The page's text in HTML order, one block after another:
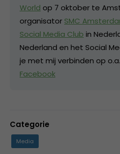
World op 7 oktober te
organisator SMC
Social Media Club in
Nederland en het Social
je met mij verbinden op
Facebook
Categorie
Media